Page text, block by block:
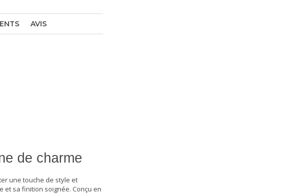
AVIS
de charme
une touche de style et
et sa finition soignée. Conçu en